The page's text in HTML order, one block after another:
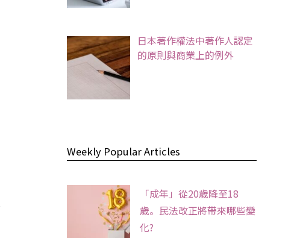
日本著作權法中著作人認定
的原則與商業上的例外
Weekly Popular Articles
「成年」從20歲降至18
歲。民法改正將帶來哪些變
化?